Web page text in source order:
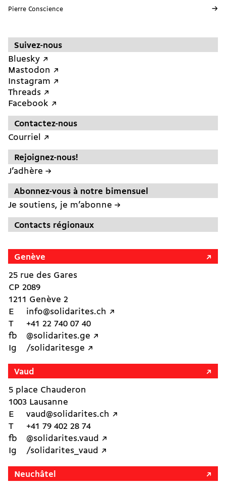
Pierre Conscience →
Suivez-nous
Bluesky ↗︎
Mastodon ↗︎
Instagram ↗︎
Threads ↗︎
Facebook ↗︎
Contactez-nous
Courriel ↗︎
Rejoignez-nous!
J’adhère →
Abonnez-vous à notre bimensuel
Je soutiens, je m’abonne →
Contacts régionaux
Genève
25 rue des Gares
CP 2089
1211 Genève 2
E
info@solidarites.ch ↗︎
T
+41 22 740 07 40
fb
@solidarites.ge ↗︎
Ig
/solidaritesge ↗︎
Vaud
5 place Chauderon
1003 Lausanne
E
vaud@solidarites.ch ↗︎
T
+41 79 402 28 74
fb
@solidarites.vaud ↗︎
Ig
/solidarites_vaud ↗︎
Neuchâtel